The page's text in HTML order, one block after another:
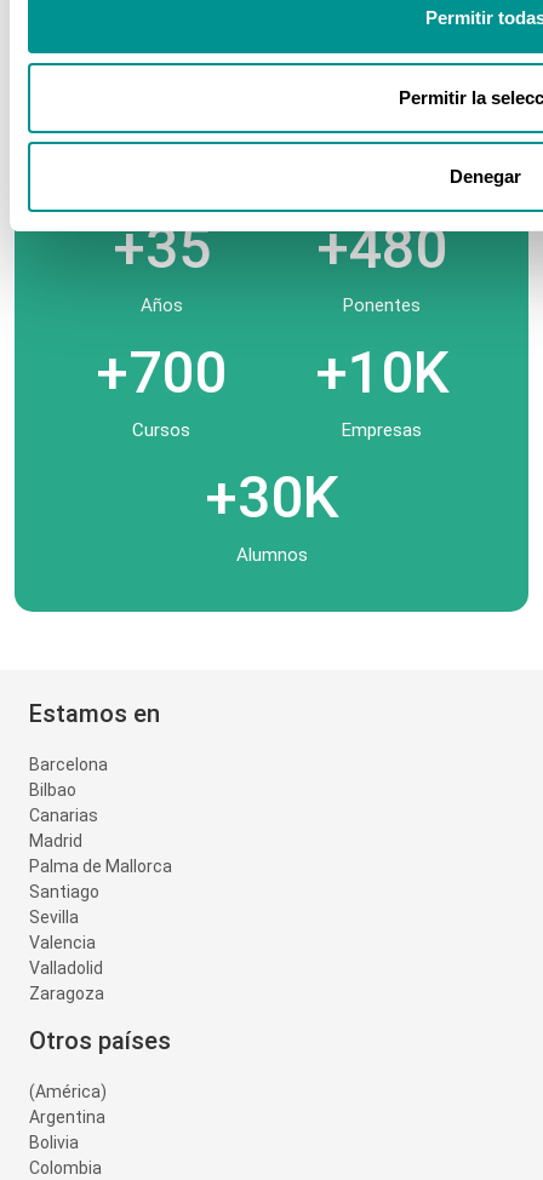
Permitir
Permitir la
Denegar
+35
Años
+480
Ponentes
+700
Cursos
+10K
Empresas
+30K
Alumnos
Estamos en
Barcelona
Bilbao
Canarias
Madrid
Palma de Mallorca
Santiago
Sevilla
Valencia
Valladolid
Zaragoza
Otros países
(América)
Argentina
Bolivia
Colombia